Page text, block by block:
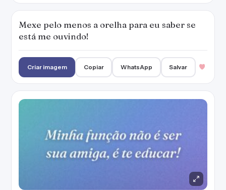
Mexe pelo menos a orelha para eu saber se
está me ouvindo!
Criar imagem Copiar WhatsApp Salvar